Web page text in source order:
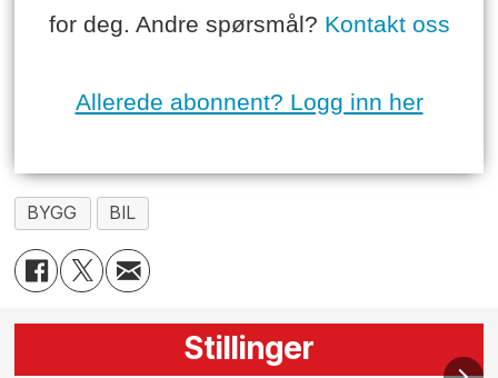
for deg. Andre spørsmål? Kontakt oss
Allerede abonnent? Logg inn her
BYGG BIL
Stillinger